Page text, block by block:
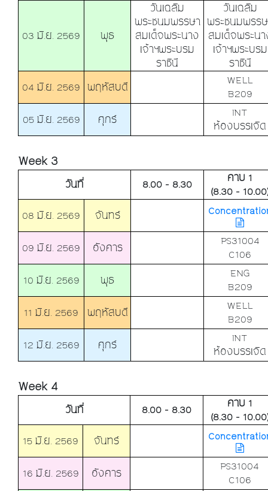
03 มิ.ย. 2569 พุธ
วันเฉลิม
พระชนมพรรษา
สมเด็จพระนาง
เจ้าฯพระบรม
ราชินี
วันเฉลิม
พระชนมพรร
สมเด็จพระน
เจ้าฯพระบรม
ราชินี
04 มิ.ย. 2569 พฤหัสบดี
WELL
B209
05 มิ.ย. 2569
ศุกร์
INT
ห้องบรรเจิด
Week 3
วันที่ 8.00 - 8.30
คาบ 1
(8.30 -
08 มิ.ย. 2569
จันทร์
09 มิ.ย. 2569 อังคาร
PS31004
C106
10 มิ.ย. 2569
พุธ
ENG
B209
11 มิ.ย. 2569
พฤหัสบดี
WELL
B209
12 มิ.ย. 2569
ศุกร์
INT
ห้องบรรเจิด
Week 4
วันที่ 8.00 - 8.30
คาบ 1
(8.30 -
15 มิ.ย. 2569
จันทร์
16 มิ.ย. 2569 อังคาร
PS31004
C106